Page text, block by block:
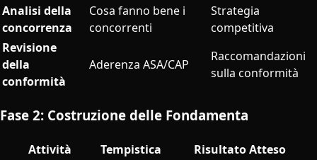
Analisi della
concorrenza
Cosa fanno bene i
concorrenti
Strategia
competitiva
Revisione
della
conformità
Aderenza ASA/CAP
Raccomandazioni
sulla conformità
Fase 2: Costruzione delle Fondamenta
Attività Tempistica
Risultato Atteso